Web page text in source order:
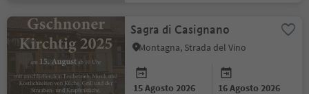
Sagra di Casignano
Montagna, Strada del Vino
15 Agosto 2026 16 Agosto 2026